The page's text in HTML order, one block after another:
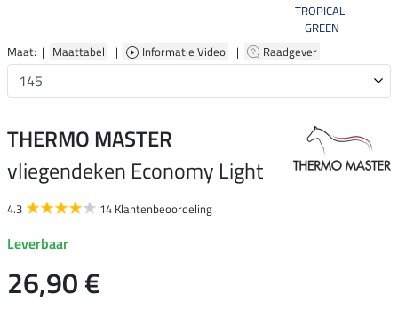
TROPICAL-
GREEN
Maat: | Maattabel | Informatie Video | Raadgever
THERMO MASTER
vliegendeken Economy Light
4.3 14 Klantenbeoordeling
Leverbaar
26,90 €